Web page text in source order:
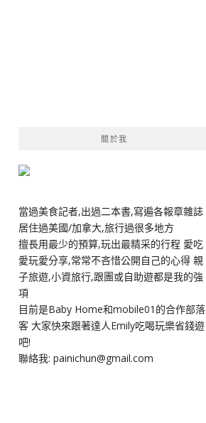
關於我
當過美食記者,出過二本書,寫遍各報章雜誌
居住過美國/加拿大,旅行過很多地方
擅長用最少的預算,玩出最精采的行程 愛吃
愛玩愛分享,常常不吝惜公開自己的心得 親
子旅遊,小資旅行,跟團或自助遊都是我的強
項
目前是Baby Home和mobile01的合作部落
客 大家快來跟著達人Emily吃喝玩樂省錢遊
吧!
聯絡我: painichun@gmail.com